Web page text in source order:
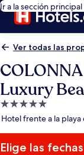
Ir a la sección
Ver todas las
Luxury
Propiedad
de
estrellas
Hotel frente a la playa
Elige las